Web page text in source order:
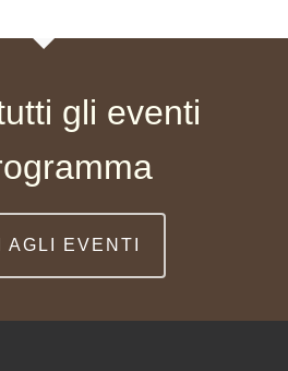
gli eventi
AGLI EVENTI